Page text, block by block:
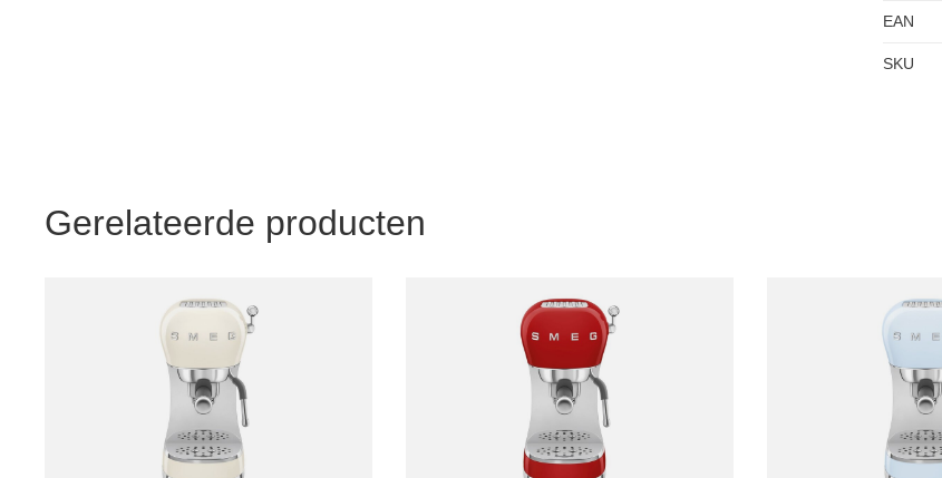
EAN
SKU
Gerelateerde producten